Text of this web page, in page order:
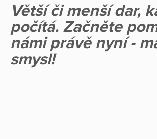
Větší či menší dar,
počítá. Začněte
námi právě nyní -
smysl!